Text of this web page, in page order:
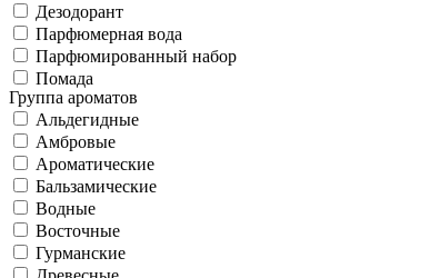
Дезодорант
Парфюмерная вода
Парфюмированный набор
Помада
Группа ароматов
Альдегидные
Амбровые
Ароматические
Бальзамические
Водные
Восточные
Гурманские